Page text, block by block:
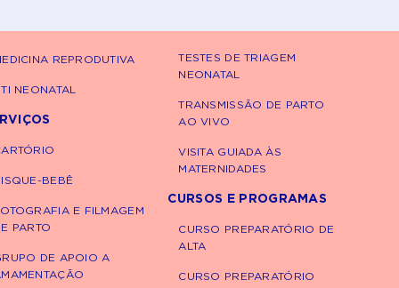
REPRODUTIVA
NEONATAL
BEBÊ
E FILMAGEM
PARTO
DE APOIO A
TESTES DE TRIAGEM
NEONATAL
TRANSMISSÃO DE PARTO
AO VIVO
VISITA GUIADA ÀS
MATERNIDADES
CURSOS E PROGRAMAS
CURSO PREPARATÓRIO DE
ALTA
CURSO PREPARATÓRIO